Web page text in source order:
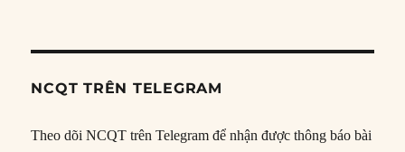
NCQT TRÊN TELEGRAM
Theo dõi NCQT trên Telegram để nhận được thông báo bài